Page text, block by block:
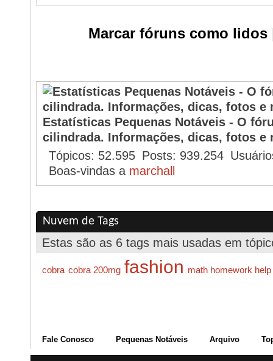
Marcar fóruns como lidos
Estatísticas Pequenas Notáveis - O
cilindrada. Informações, dicas, fotos e
Tópicos 52.595 Posts 939.254
Boas-vindas a marchall
Nuvem de Tags
Estas são as 6 tags mais usadas em
cobra cobra 200mg fashion math homework help
Fale Conosco Pequenas Notáveis Arquivo